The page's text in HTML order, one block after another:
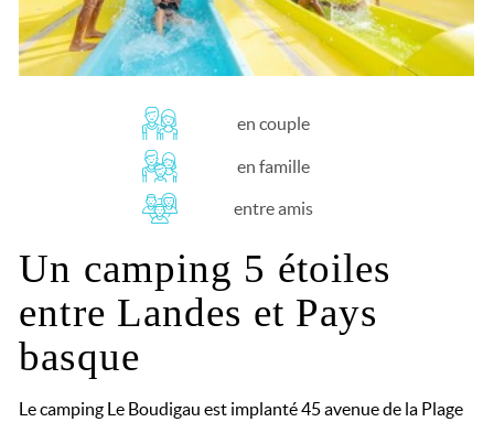
en couple
en famille
entre amis
Un camping 5 étoiles
entre Landes et Pays
basque
Le camping Le Boudigau est implanté 45 avenue de la Plage